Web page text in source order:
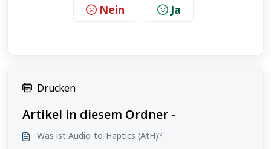
Nein Ja
Drucken
Artikel in diesem Ordner -
Was ist Audio-to-Haptics (AtH)?